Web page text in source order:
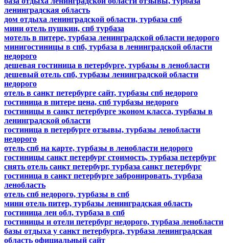
ленинградская область
дом отдыха ленинградской области, турбаза спб
мини отель пушкин, спб турбаза
мотель в питере, турбаза ленинградской области недорого
минигостиницы в спб, турбаза в ленинградской области
недорого
дешевая гостиница в петербурге, турбазы в ленобласти
дешевый отель спб, турбазы ленинградской области
недорого
отель в санкт петербурге сайт, турбазы спб недорого
гостиница в питере цена, спб турбазы недорого
гостиницы в санкт петербурге эконом класса, турбазы в
ленинградской области
гостиница в петербурге отзывы, турбазы ленобласти
недорого
отель спб на карте, турбазы в ленобласти недорого
гостиницы санкт петербург стоимость, турбаза петербург
снять отель санкт петербург, турбаза санкт петербург
гостиница в санкт петербурге забронировать, турбаза
ленобласть
отель спб недорого, турбазы в спб
мини отель питер, турбазы ленинградская область
гостиница лен обл, турбаза в спб
гостиницы и отели петербург недорого, турбаза ленобласти
базы отдыха у санкт петербурга, турбаза ленинградская
область официальный сайт